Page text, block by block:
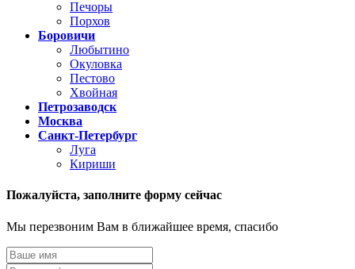
Печоры
Порхов
Боровичи
Любытино
Окуловка
Пестово
Хвойная
Петрозаводск
Москва
Санкт-Петербург
Луга
Кириши
Пожалуйста, заполните форму сейчас
Мы перезвоним Вам в ближайшее время, спасибо